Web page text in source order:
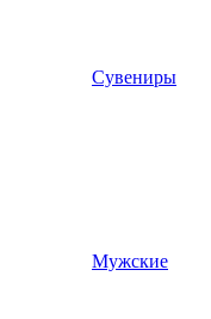
Сувениры
Мужские